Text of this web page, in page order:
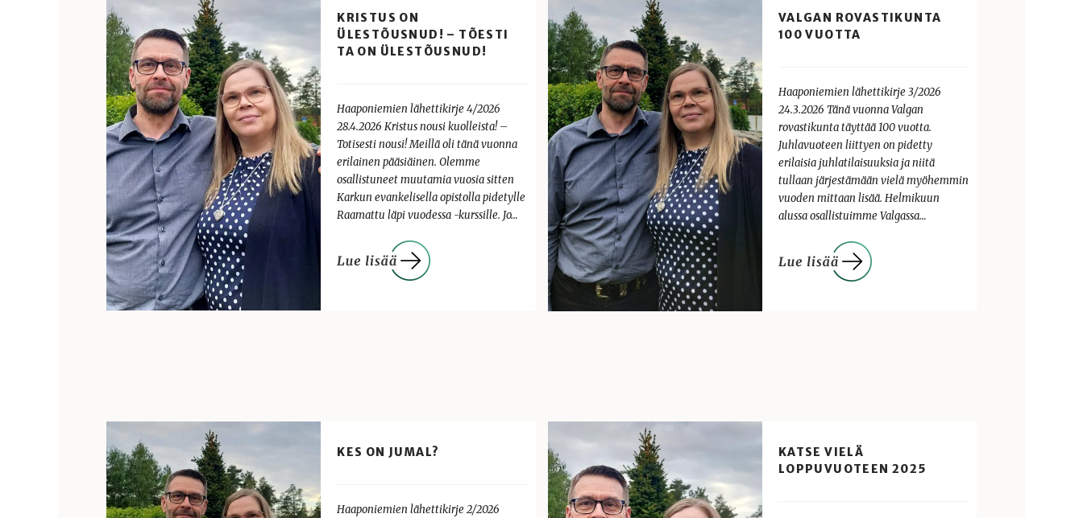
KRISTUS ON
ÜLESTÕUSNUD! – TÕESTI
TA ON ÜLESTÕUSNUD!
Haaponiemien lähettikirje 4/2026
28.4.2026 Kristus nousi kuolleista! –
Totisesti nousi! Meillä oli tänä vuonna
erilainen pääsiäinen. Olemme
osallistuneet muutamia vuosia sitten
Karkun evankelisella opistolla pidetylle
Raamattu läpi vuodessa -kurssille. Jo…
VALGAN ROVASTIKUNTA
100 VUOTTA
Haaponiemien lähettikirje 3/2026
24.3.2026 Tänä vuonna Valgan
rovastikunta täyttää 100 vuotta.
Juhlavuoteen liittyen on pidetty
erilaisia juhlatilaisuuksia ja niitä
tullaan järjestämään vielä myöhemmin
vuoden mittaan lisää. Helmikuun
alussa osallistuimme Valgassa…
KES ON JUMAL?
Haaponiemien lähettikirje 2/2026
KATSE VIELÄ
LOPPUVUOTEEN 2025